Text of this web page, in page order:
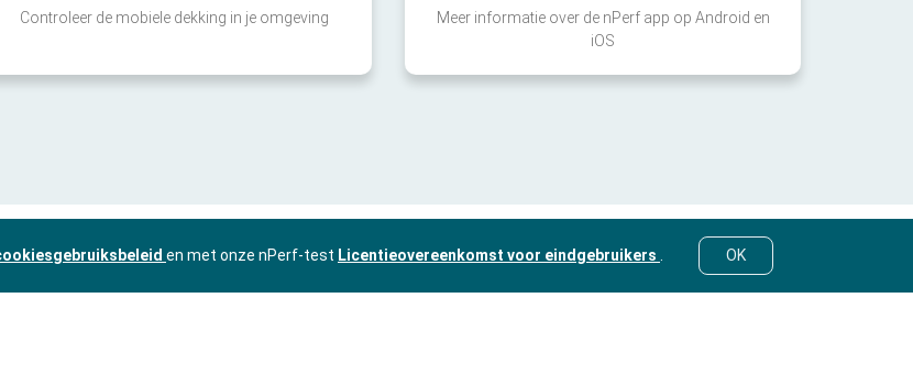
Controleer de mobiele dekking in je omgeving
Meer informatie over de nPerf app op Android en
iOS
en met onze nPerf-test Licentieovereenkomst voor eindgebruikers OK